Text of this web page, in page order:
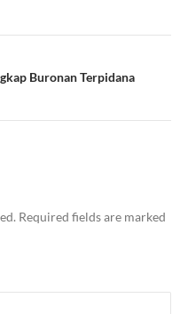
Buronan Terpidana
Required fields are marked